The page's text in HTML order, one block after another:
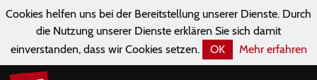
Cookies helfen uns bei der Bereitstellung unserer Dienste. Durch
die Nutzung unserer Dienste erklären Sie sich damit
einverstanden, dass wir Cookies setzen.
OK Mehr erfahren